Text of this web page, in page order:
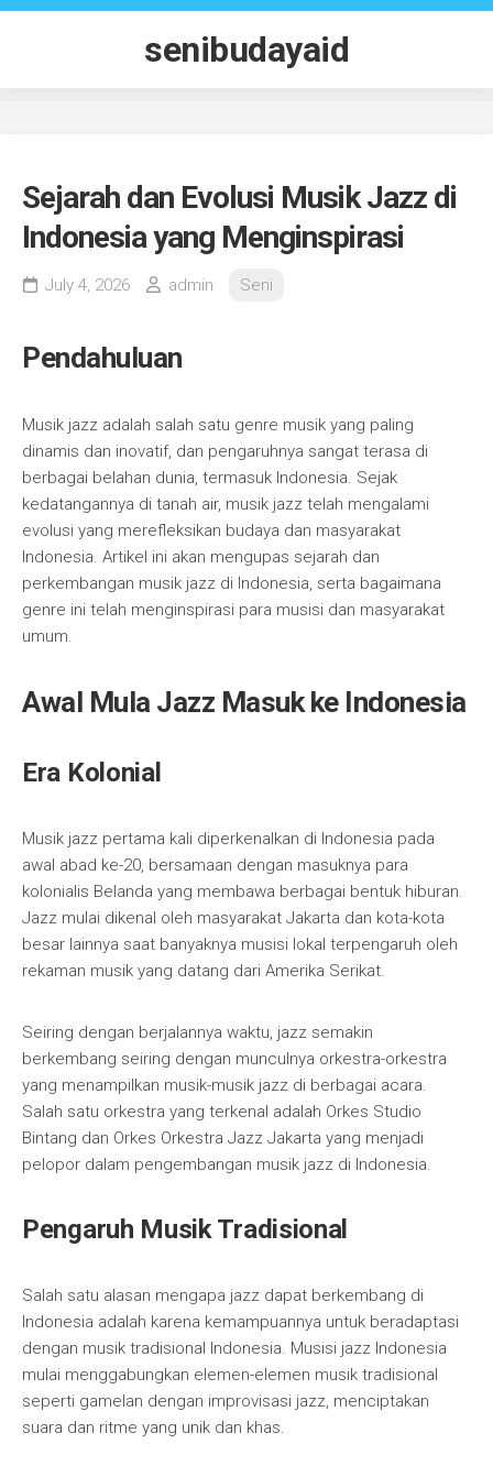
Skip
senibudayaid
Sejarah dan Evolusi Musik Jazz di
Indonesia yang Menginspirasi
July 4, 2026 admin Seni
Pendahuluan
Musik jazz adalah salah satu genre musik yang paling
dinamis dan inovatif, dan pengaruhnya sangat terasa di
berbagai belahan dunia, termasuk Indonesia. Sejak
kedatangannya di tanah air, musik jazz telah mengalami
evolusi yang merefleksikan budaya dan masyarakat
Indonesia. Artikel ini akan mengupas sejarah dan
perkembangan musik jazz di Indonesia, serta bagaimana
genre ini telah menginspirasi para musisi dan masyarakat
umum.
Awal Mula Jazz Masuk ke Indonesia
Era Kolonial
Musik jazz pertama kali diperkenalkan di Indonesia pada
awal abad ke-20, bersamaan dengan masuknya para
kolonialis Belanda yang membawa berbagai bentuk hiburan.
Jazz mulai dikenal oleh masyarakat Jakarta dan kota-kota
besar lainnya saat banyaknya musisi lokal terpengaruh oleh
rekaman musik yang datang dari Amerika Serikat.
Seiring dengan berjalannya waktu, jazz semakin
berkembang seiring dengan munculnya orkestra-orkestra
yang menampilkan musik-musik jazz di berbagai acara.
Salah satu orkestra yang terkenal adalah Orkes Studio
Bintang dan Orkes Orkestra Jazz Jakarta yang menjadi
pelopor dalam pengembangan musik jazz di Indonesia.
Pengaruh Musik Tradisional
Salah satu alasan mengapa jazz dapat berkembang di
Indonesia adalah karena kemampuannya untuk beradaptasi
dengan musik tradisional Indonesia. Musisi jazz Indonesia
mulai menggabungkan elemen-elemen musik tradisional
seperti gamelan dengan improvisasi jazz, menciptakan
suara dan ritme yang unik dan khas.